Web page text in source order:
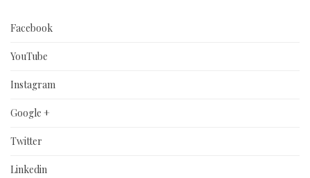
Facebook
YouTube
Instagram
Google +
Twitter
Linkedin